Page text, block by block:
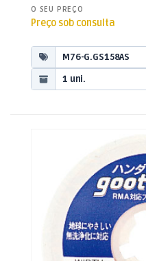
O SEU PREÇO
Preço sob consulta
M76-G.GS158AS
1 uni.